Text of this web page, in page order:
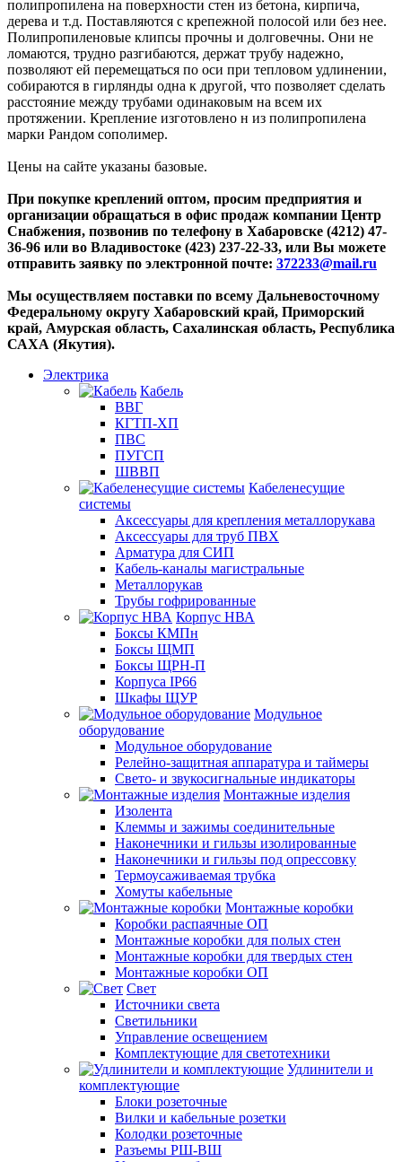
полипропилена на поверхности стен из бетона, кирпича,
дерева и т.д. Поставляются с крепежной полосой или без нее.
Полипропиленовые клипсы прочны и долговечны. Они не
ломаются, трудно разгибаются, держат трубу надежно,
позволяют ей перемещаться по оси при тепловом удлинении,
собираются в гирлянды одна к другой, что позволяет сделать
расстояние между трубами одинаковым на всем их
протяжении. Крепление изготовлено н из полипропилена
марки Рандом сополимер.
Цены на сайте указаны базовые.
При покупке креплений оптом, просим предприятия и
организации обращаться в офис продаж компании Центр
Снабжения, позвонив по телефону в Хабаровске (4212) 47-
36-96 или во Владивостоке (423) 237-22-33, или Вы можете
отправить заявку по электронной почте: 372233@mail.ru
Мы осуществляем поставки по всему Дальневосточному
Федеральному округу Хабаровский край, Приморский
край, Амурская область, Сахалинская область, Республика
САХА (Якутия).
Электрика
Кабель
ВВГ
КГТП-ХП
ПВС
ПУГСП
ШВВП
Кабеленесущие
системы
Аксессуары для крепления металлорукава
Аксессуары для труб ПВХ
Арматура для СИП
Кабель-каналы магистральные
Металлорукав
Трубы гофрированные
Корпус НВА
Боксы КМПн
Боксы ЩМП
Боксы ЩРН-П
Корпуса IP66
Шкафы ЩУР
Модульное
оборудование
Модульное оборудование
Релейно-защитная аппаратура и таймеры
Свето- и звукосигнальные индикаторы
Монтажные изделия
Изолента
Клеммы и зажимы соединительные
Наконечники и гильзы изолированные
Наконечники и гильзы под опрессовку
Термоусаживаемая трубка
Хомуты кабельные
Монтажные коробки
Коробки распаячные ОП
Монтажные коробки для полых стен
Монтажные коробки для твердых стен
Монтажные коробки ОП
Свет
Источники света
Светильники
Управление освещением
Комплектующие для светотехники
Удлинители и
комплектующие
Блоки розеточные
Вилки и кабельные розетки
Колодки розеточные
Разъемы РШ-ВШ